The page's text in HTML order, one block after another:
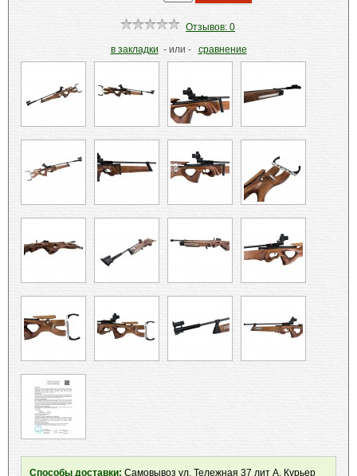
Отзывов: 0
в закладки - или - сравнение
Способы доставки: Самовывоз ул. Тележная 37 лит А, Курьер